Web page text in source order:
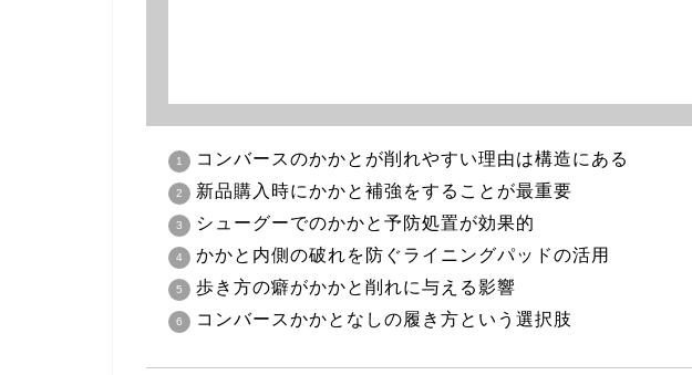
コンバースのかかとが削れやすい理由は構造にある
新品購入時にかかと補強をすることが最重要
シューグーでのかかと予防処置が効果的
かかと内側の破れを防ぐライニングパッドの活用
歩き方の癖がかかと削れに与える影響
コンバースかかとなしの履き方という選択肢